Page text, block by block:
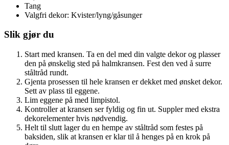
Tang
Valgfri dekor: Kvister/lyng/gåsunger
Slik gjør du
Start med kransen. Ta en del med din valgte dekor og plasser
den på ønskelig sted på halmkransen. Fest den ved å surre
ståltråd rundt.
Gjenta prosessen til hele kransen er dekket med ønsket dekor.
Sett av plass til eggene.
Lim eggene på med limpistol.
Kontroller at kransen ser fyldig og fin ut. Suppler med ekstra
dekorelementer hvis nødvendig.
Helt til slutt lager du en hempe av ståltråd som festes på
baksiden, slik at kransen er klar til å henges på en krok på